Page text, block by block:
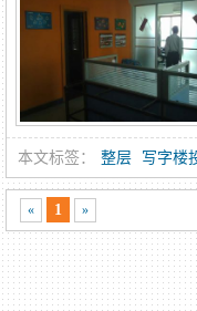
本文标签： 整层 写字楼
« 1 »